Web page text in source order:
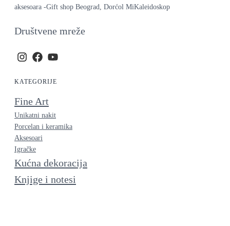
aksesoara -Gift shop Beograd, Dorćol MiKaleidoskop
Društvene mreže
KATEGORIJE
Fine Art
Unikatni nakit
Porcelan i keramika
Aksesoari
Igračke
Kućna dekoracija
Knjige i notesi